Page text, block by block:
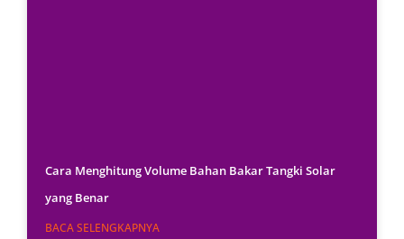
Cara Menghitung Volume Bahan Bakar Tangki Solar
yang Benar
BACA SELENGKAPNYA